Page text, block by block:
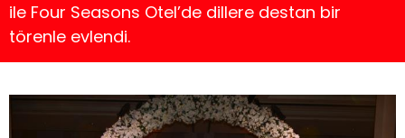
ile Four Seasons Otel’de dillere destan bir
törenle evlendi.